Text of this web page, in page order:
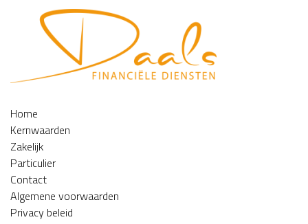
Home
Kernwaarden
Zakelijk
Particulier
Contact
Algemene voorwaarden
Privacy beleid